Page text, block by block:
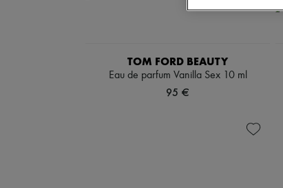
TOM FORD BEAUTY
Eau de parfum Vanilla Sex 10 ml
95 €